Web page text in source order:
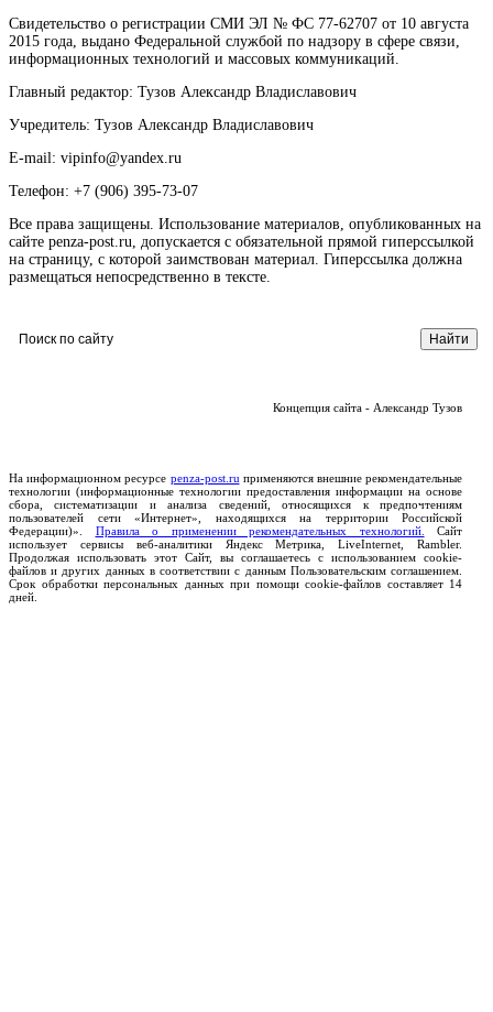
Свидетельство о регистрации СМИ ЭЛ № ФС 77-62707 от 10 августа
2015 года, выдано Федеральной службой по надзору в сфере связи,
информационных технологий и массовых коммуникаций.
Главный редактор: Тузов Александр Владиславович
Учредитель: Тузов Александр Владиславович
E-mail: vipinfo@yandex.ru
Телефон: +7 (906) 395-73-07
Все права защищены. Использование материалов, опубликованных на
сайте penza-post.ru, допускается с обязательной прямой гиперссылкой
на страницу, с которой заимствован материал. Гиперссылка должна
размещаться непосредственно в тексте.
Концепция сайта - Александр Тузов
На информационном ресурсе penza-post.ru применяются внешние рекомендательные
технологии (информационные технологии предоставления информации на основе
сбора, систематизации и анализа сведений, относящихся к предпочтениям
пользователей сети «Интернет», находящихся на территории Российской
Федерации)». Правила о применении рекомендательных технологий.
Сайт
использует сервисы веб-аналитики Яндекс Метрика, LiveInternet, Rambler.
Продолжая использовать этот Сайт, вы соглашаетесь с использованием cookie-
файлов и других данных в соответствии с данным Пользовательским соглашением.
Срок обработки персональных данных при помощи cookie-файлов составляет 14
дней.